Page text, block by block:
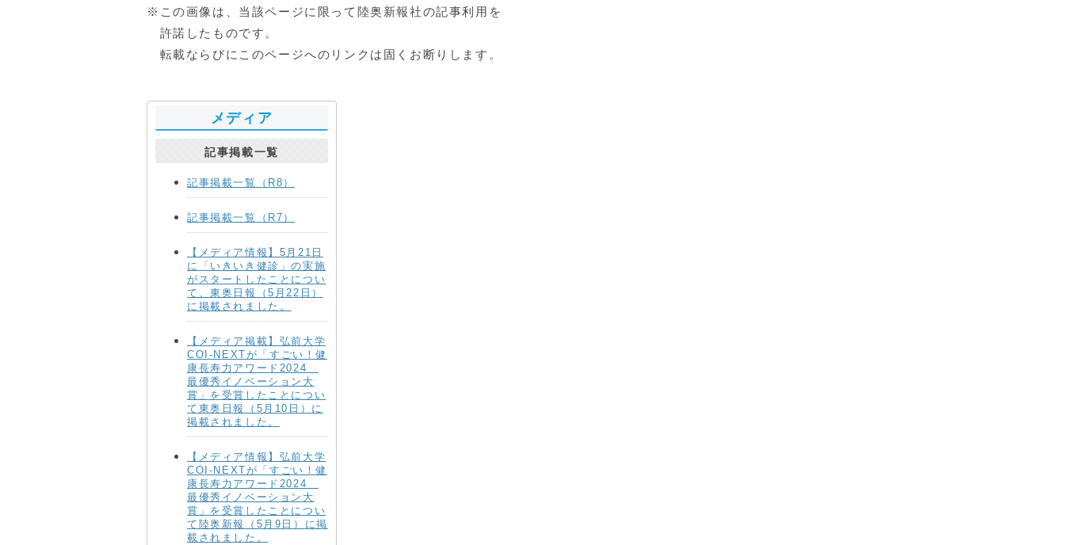
※この画像は、当該ページに限って陸奥新報社の記事利用を
許諾したものです。
転載ならびにこのページへのリンクは固くお断りします。
メディア
記事掲載一覧
記事掲載一覧（R8）
記事掲載一覧（R7）
【メディア情報】5月21日
に「いきいき健診」の実施
がスタートしたことについ
て、東奥日報（5月22日）
に掲載されました。
【メディア掲載】弘前大学
COI-NEXTが「すごい！健
康長寿力アワード2024
最優秀イノベーション大
賞」を受賞したことについ
て東奥日報（5月10日）に
掲載されました。
【メディア情報】弘前大学
COI-NEXTが「すごい！健
康長寿力アワード2024
最優秀イノベーション大
賞」を受賞したことについ
て陸奥新報（5月9日）に掲
載されました。